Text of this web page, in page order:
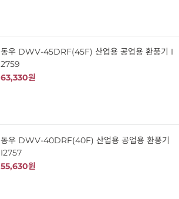
동우 DWV-45DRF(45F) 산업용 공업용 환풍기 I
2759
63,330원
동우 DWV-40DRF(40F) 산업용 공업용 환풍기
I2757
55,630원